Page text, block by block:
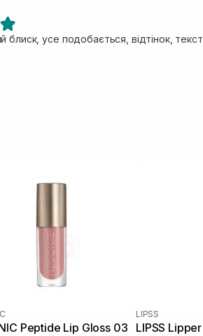
блиск, усе подобається, відтінок,
Peptide Lip Gloss 03
LIPSS
LIPSS